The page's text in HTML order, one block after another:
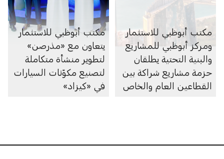
مكتب أبوظبي للاستثمار
ومركز أبوظبي للمشاريع
والبنية التحتية يطلقان
حزمة مشاريع شراكة بين
القطاعين العام والخاص
مكتب أبوظبي للاستثمار
يتعاون مع «مذرصن»
لتطوير منشأة متكاملة
لتصنيع مكوّنات السيارات
في «كيزاد»